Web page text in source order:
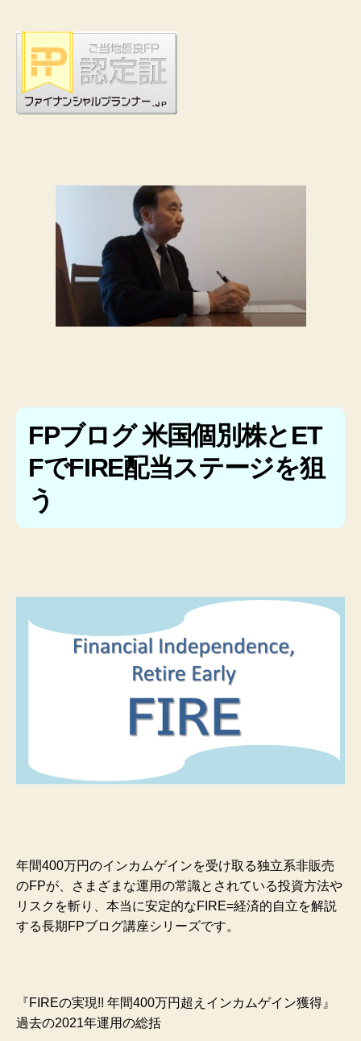
FPブログ 米国個別株とET
FでFIRE配当ステージを狙
う
年間400万円のインカムゲインを受け取る独立系非販売
のFPが、さまざまな運用の常識とされている投資方法や
リスクを斬り、本当に安定的なFIRE=経済的自立を解説
する長期FPブログ講座シリーズです。
『FIREの実現!! 年間400万円超えインカムゲイン獲得』
過去の2021年運用の総括